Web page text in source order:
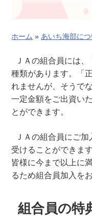
ホーム » あいち海部につ
ＪＡの組合員には
種類があります。「
れませんが、そうで
一定金額をご出資い
とができます。
ＪＡの組合員にご
受けることができま
皆様に今まで以上に
るため組合員加入を
組合員の特